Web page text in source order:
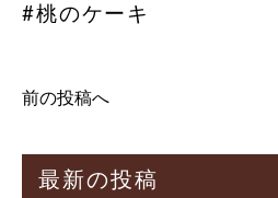
#桃のケーキ
前の投稿へ
最新の投稿